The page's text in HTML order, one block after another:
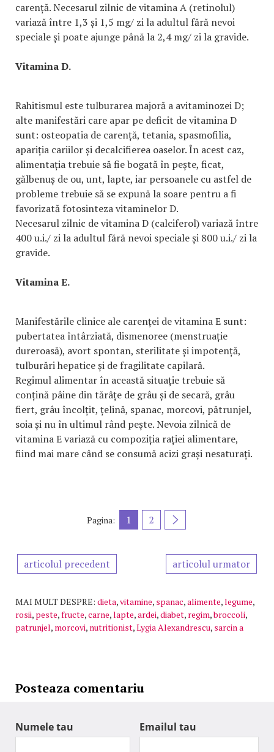
carență. Necesarul zilnic de vitamina A (retinolul)
variază între 1,3 și 1,5 mg/ zi la adultul fără nevoi
speciale și poate ajunge până la 2,4 mg/ zi la gravide.
Vitamina D.
Rahitismul este tulburarea majoră a avitaminozei D;
alte manifestări care apar pe deficit de vitamina D
sunt: osteopatia de carență, tetania, spasmofilia,
apariția cariilor și decalcifierea oaselor. În acest caz,
alimentația trebuie să fie bogată în pește, ficat,
gălbenuș de ou, unt, lapte, iar persoanele cu astfel de
probleme trebuie să se expună la soare pentru a fi
favorizată fotosinteza vitaminelor D.
Necesarul zilnic de vitamina D (calciferol) variază între
400 u.i./ zi la adultul fără nevoi speciale și 800 u.i./ zi la
gravide.
Vitamina E.
Manifestările clinice ale carenței de vitamina E sunt:
pubertatea întârziată, dismenoree (menstruație
dureroasă), avort spontan, sterilitate și impotență,
tulburări hepatice și de fragilitate capilară.
Regimul alimentar în această situație trebuie să
conțină pâine din tărâțe de grâu și de secară, grâu
fiert, grâu încolțit, țelină, spanac, morcovi, pătrunjel,
soia și nu în ultimul rând pește. Nevoia zilnică de
vitamina E variază cu compoziția rației alimentare,
fiind mai mare când se consumă acizi grași nesaturați.
Pagina: 1 2
articolul precedent articolul urmator
MAI MULT DESPRE: dieta,vitamine, spanac,alimente,legume,
rosii, peste,fructe,carne,lapte,ardei,diabet, regim,broccoli,
patrunjel, morcovi, nutritionist,Lygia Alexandrescu, sarcin a
Posteaza comentariu
Numele tau Emailul tau